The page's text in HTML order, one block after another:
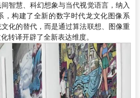
智慧、科幻想象与当代视觉语言，纳入
，构建了全新的数字时代龙文化图像系
化的替代，而是通过算法联想、图像重
转译开辟了全新表达维度。